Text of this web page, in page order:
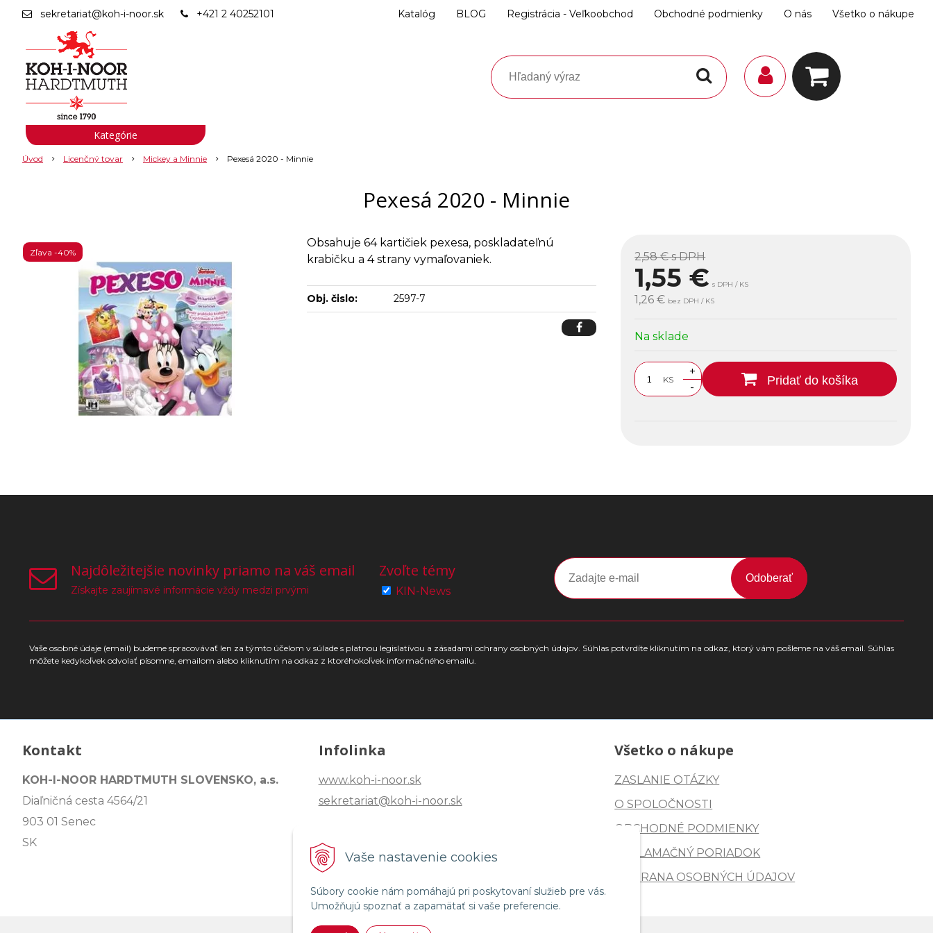
Vaše nastavenie cookies
Súbory cookie nám pomáhajú pri poskytovaní služieb pre vás.
Umožňujú spoznať a zapamätať si vaše preferencie.
sekretariat@koh-i-noor.sk +421 2 40252101 Katalóg BLOG Registrácia - Veľkoobchod Obchodné podmienky O nás Všetko o nákupe
Úvod Licenčný tovar Mickey a Minnie Pexesá 2020 - Minnie
Pexesá 2020 - Minnie
Zľava -40% 2,58 €s DPH
1,55 € s DPH / KS
1,26 € bez DPH / KS
Na sklade
KS
+
-
Pridať do košíka
Obsahuje 64 kartičiek pexesa, poskladateľnú
krabičku a 4 strany vymaľovaniek.
Obj. čislo: 2597-7
Kategórie
Najdôležitejšie novinky priamo na váš email
Získajte zaujímavé informácie vždy medzi prvými
Zvoľte témy
KIN-News
Odoberať
Vaše osobné údaje (email) budeme spracovávať len za týmto účelom v súlade s platnou legislatívou a zásadami ochrany osobných údajov. Súhlas potvrdíte kliknutím na odkaz, ktorý vám pošleme na váš email. Súhlas
môžete kedykoľvek odvolať písomne, emailom alebo kliknutím na odkaz z ktoréhokoľvek informačného emailu.
Kontakt
KOH-I-NOOR HARDTMUTH SLOVENSKO, a.s.
Diaľničná cesta 4564/21
903 01 Senec
SK
Infolinka
www.koh-i-noor.sk
sekretariat@koh-i-noor.sk
Tel: +421 2 40252101
Fax: +421 2 44872870
Všetko o nákupe
ZASLANIE OTÁZKY
O SPOLOČNOSTI
OBCHODNÉ PODMIENKY
REKLAMAČNÝ PORIADOK
OCHRANA OSOBNÝCH ÚDAJOV